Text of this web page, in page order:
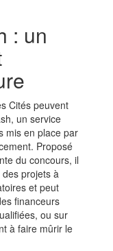
: un
Cités peuvent
un service
mis en place par
Proposé
du concours, il
projets à
et peut
financeurs
ou sur
à faire mûrir le